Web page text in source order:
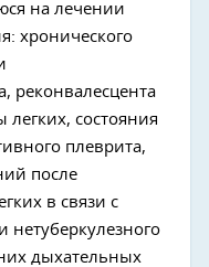
на лечении
хронического
реконвалесцента
состояния
плеврита,
после
в связи с
нетуберкулезного
дыхательных